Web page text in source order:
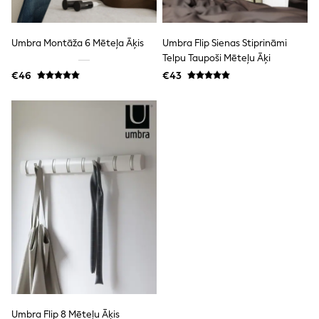
adidas
Nike
Shop All
Shoes
Coats & Jackets
Bags & Accessories
Polo Shirts
Bags
Polo Shirts
Green
Red
All Branded Schoolwear
adidas
Nike
Hype
Umbra Montāža 6 Mēteļa Āķis
€46
Umbra Flip Sienas Stiprināmi
Telpu Taupoši Mēteļu Āķi
€43
Umbra Flip 8 Mēteļu Āķis